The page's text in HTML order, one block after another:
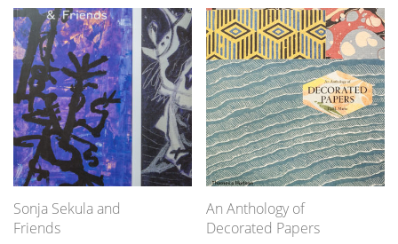
Sonja Sekula and
Friends
An Anthology of
Decorated Papers